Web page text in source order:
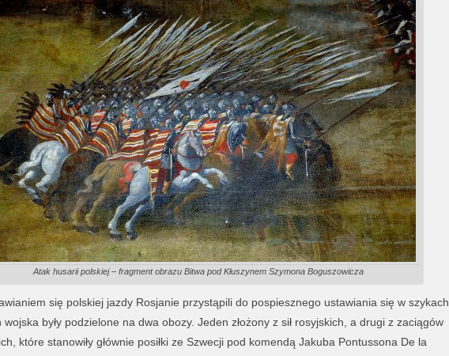
Atak husarii polskiej – fragment obrazu Bitwa pod Kłuszynem Szymona Boguszowicza
się polskiej jazdy Rosjanie przystąpili do pospiesznego ustawiania się w szykach
wojska były podzielone na dwa obozy. Jeden złożony z sił rosyjskich, a drugi z zaciągów
które stanowiły głównie posiłki ze Szwecji pod komendą Jakuba Pontussona De la